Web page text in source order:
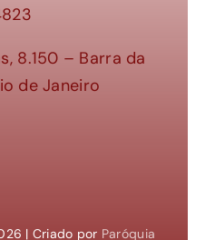
8.150 – Barra da
de Janeiro
| Criado por Paróquia